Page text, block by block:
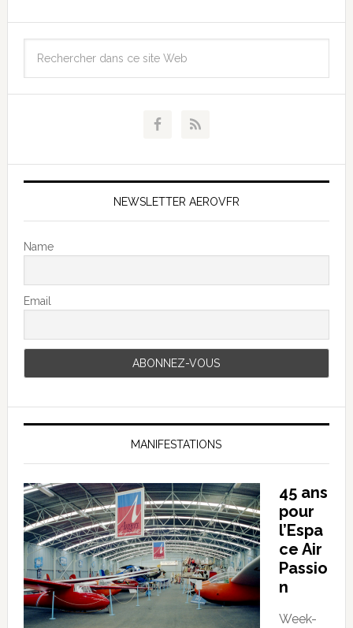
NEWSLETTER AEROVFR
Name
Email
MANIFESTATIONS
45 ans
pour
l’Espa
ce Air
Passio
n
Week-